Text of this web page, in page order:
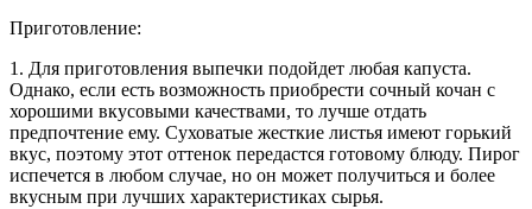
Приготовление:
1. Для приготовления выпечки подойдет любая капуста.
Однако, если есть возможность приобрести сочный кочан с
хорошими вкусовыми качествами, то лучше отдать
предпочтение ему. Суховатые жесткие листья имеют горький
вкус, поэтому этот оттенок передастся готовому блюду. Пирог
испечется в любом случае, но он может получиться и более
вкусным при лучших характеристиках сырья.